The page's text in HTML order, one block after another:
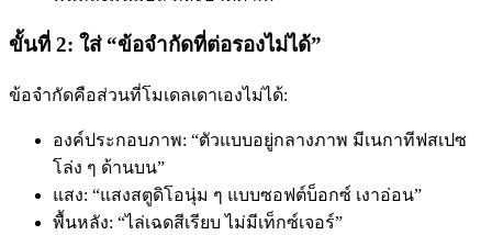
ขั้นที่ 2: ใส่ “ข้อจำกัดที่ต่อรองไม่ได้”
ข้อจำกัดคือส่วนที่โมเดลเดาเองไม่ได้:
องค์ประกอบภาพ: “ตัวแบบอยู่กลางภาพ มีเนกาทีฟสเปซ
โล่ง ๆ ด้านบน”
แสง: “แสงสตูดิโอนุ่ม ๆ แบบซอฟต์บ็อกซ์ เงาอ่อน”
พื้นหลัง: “ไล่เฉดสีเรียบ ไม่มีเท็กซ์เจอร์”